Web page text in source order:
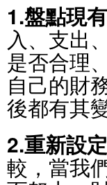
1.盤點現
入、支出
是否合理
自己的財
後都有其
2.重新設
較，當我